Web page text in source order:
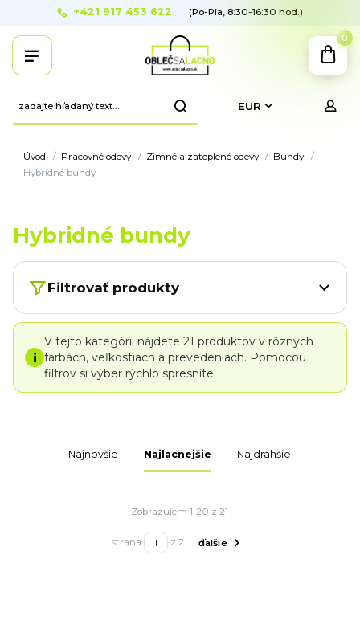
EUR
+421 917 453 622 (Po-Pia, 8:30-16:30 hod.)
0
Úvod Pracovné odevy Zimné a zateplené odevy
Bundy
Hybridné bundy
Hybridné bundy
Filtrovať produkty
i
V tejto kategórii nájdete 21 produktov v rôznych
farbách, veľkostiach a prevedeniach. Pomocou
filtrov si výber rýchlo spresníte.
Najnovšie Najlacnejšie Najdrahšie
Zobrazujem 1-20 z 21
strana z 2 ďalšie